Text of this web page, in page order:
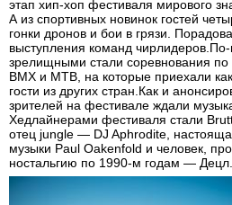
этап хип-хоп фестиваля мирового
А из спортивных новинок гостей
гонки дронов и бои в грязи.
выступления команд
зрелищными стали соревнования по
BMX и MTB, на которые приехали
гости из других стран.Как и
зрителей на фестивале ждали
Хедлайнерами фестиваля стали
отец jungle — DJ Aphrodite,
музыки Pаul Oakenfold и человек,
ностальгию по 1990-м годам — Децл.